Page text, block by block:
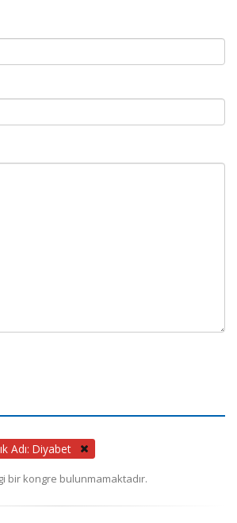
Adı: Diyabet
bir kongre bulunmamaktadır.